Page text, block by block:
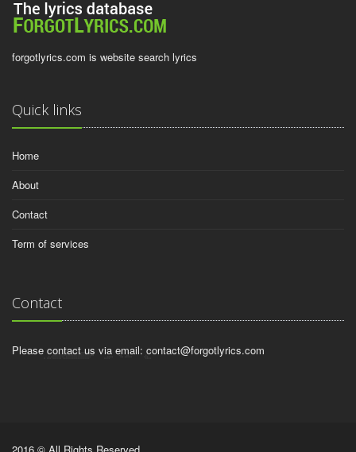
forgotlyrics.com is website search lyrics
Quick links
Home
About
Contact
Term of services
Contact
Please contact us via email: contact@forgotlyrics.com